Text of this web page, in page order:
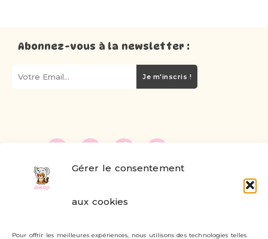
Gérer le consentement
aux cookies
Pour offrir les meilleures expériences, nous utilisons des technologies telles
Abonnez-vous à la newsletter :
Je m'inscris !